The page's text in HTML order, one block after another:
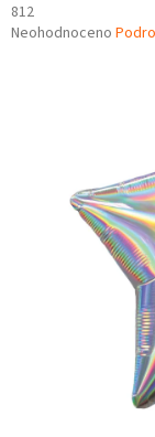
812
Průměrné
Neohodnoceno